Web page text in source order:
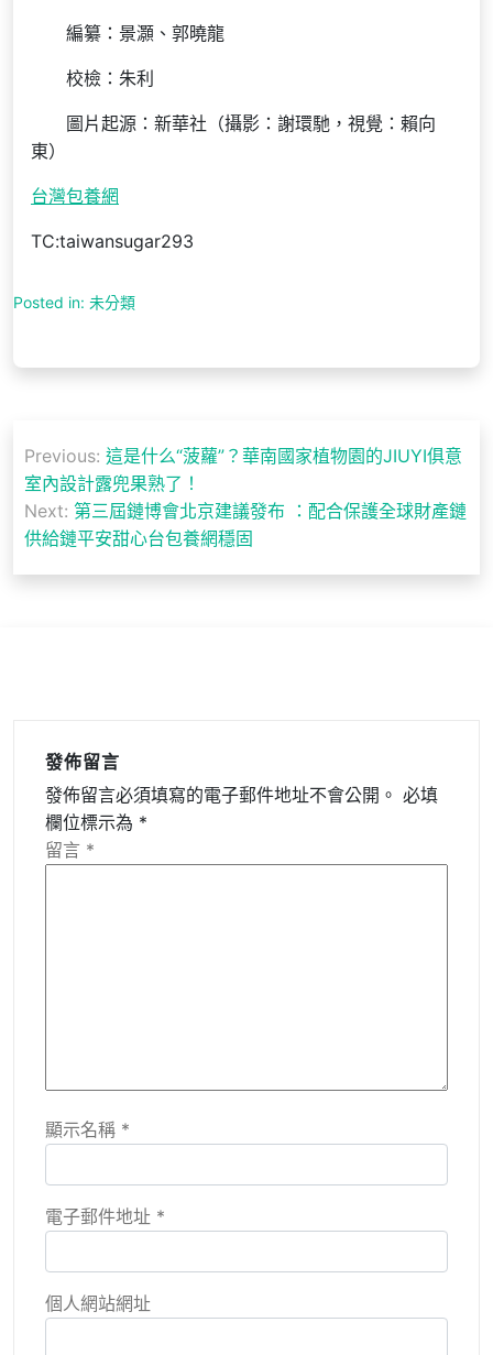
編纂：景灝、郭曉龍
校檢：朱利
圖片起源：新華社（攝影：謝環馳，視覺：賴向
東）
台灣包養網
TC:taiwansugar293
Posted in: 未分類
章
導
覽
Previous: 這是什么“菠蘿”？華南國家植物園的JIUYI俱意
室內設計露兜果熟了！
Next: 第三屆鏈博會北京建議發布 ：配合保護全球財產鏈
供給鏈平安甜心台包養網穩固
發佈留言
發佈留言必須填寫的電子郵件地址不會公開。 必填
欄位標示為 *
留言 *
顯示名稱 *
電子郵件地址 *
個人網站網址